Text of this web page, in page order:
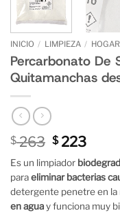
INICIO / LIMPIEZA / HOGAR
Percarbonato De
Quitamanchas
$263 El
precio
original
era:
$ 263.
$223El
es:
$
Es un limpiador
paraeliminar bacterias
detergente penetre en la
en aguay funciona muy